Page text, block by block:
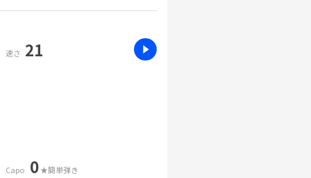
速さ 21
Capo 0★簡単弾き